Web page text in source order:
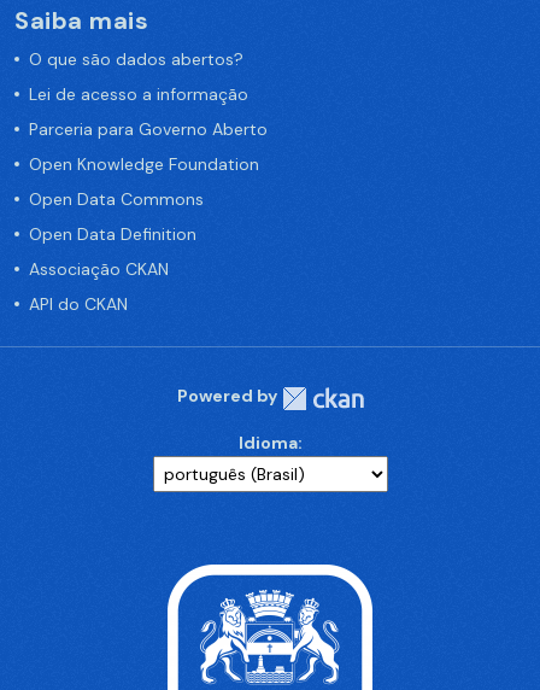
Saiba mais
O que são dados abertos?
Lei de acesso a informação
Parceria para Governo Aberto
Open Knowledge Foundation
Open Data Commons
Open Data Definition
Associação CKAN
API do CKAN
Powered by
Idioma